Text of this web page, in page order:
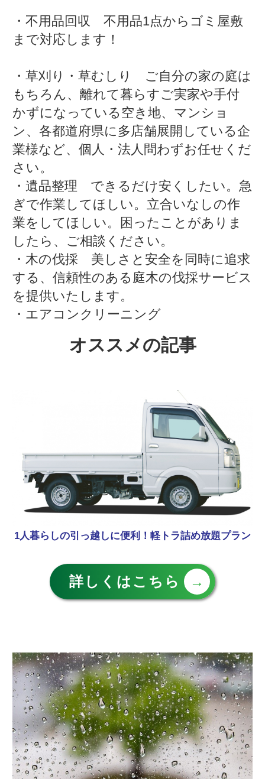
・不用品回収 不用品1点からゴミ屋敷
まで対応します！
・草刈り・草むしり ご自分の家の庭は
もちろん、離れて暮らすご実家や手付
かずになっている空き地、マンショ
ン、各都道府県に多店舗展開している企
業様など、個人・法人問わずお任せくだ
さい。
・遺品整理 できるだけ安くしたい。急
ぎで作業してほしい。立合いなしの作
業をしてほしい。困ったことがありま
したら、ご相談ください。
・木の伐採 美しさと安全を同時に追求
する、信頼性のある庭木の伐採サービス
を提供いたします。
・エアコンクリーニング
オススメの記事
1人暮らしの引っ越しに便利！軽トラ詰め放題プラン
詳しくはこちら→